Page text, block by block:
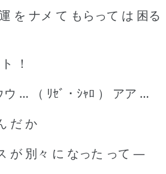
を ナメ て もらって は 困る
！
ウ … （ ﾘｾﾞ ･ ｼｬﾛ ） アア …
だ か
が 別々 に なった って ―